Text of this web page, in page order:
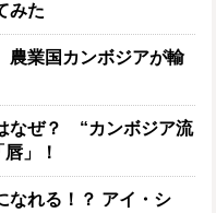
みた
農業国カンボジアが輸
なぜ？ “カンボジア流
」！
なれる！？ アイ・シ